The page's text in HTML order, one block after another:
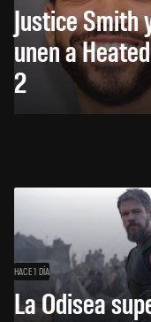
Justice Smith
unen a
2
HACE 1 DÍA
La Odisea